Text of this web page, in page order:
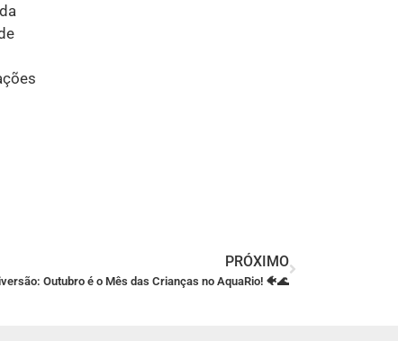
PRÓXIMO
Outubro é o Mês das Crianças no AquaRio! 🐠🌊